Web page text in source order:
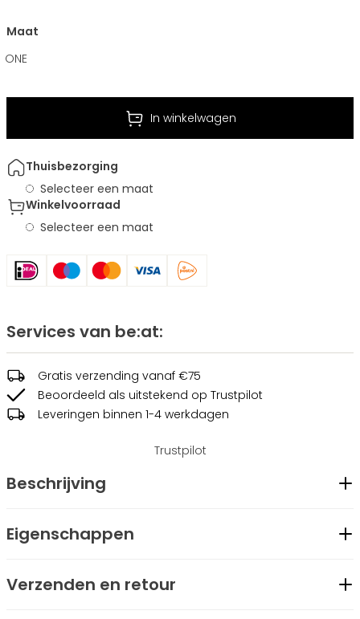
Maat
ONE
In winkelwagen
Thuisbezorging
Selecteer een maat
Winkelvoorraad
Selecteer een maat
Services van be:at:
Gratis verzending vanaf €75
Beoordeeld als uitstekend op Trustpilot
Leveringen binnen 1-4 werkdagen
Trustpilot
Beschrijving
De cap heeft een klittenbandsluiting aan de achterzijde en
eenvoudig kunt combineren.
Eigenschappen
Merk
be:at
Verzenden en retour